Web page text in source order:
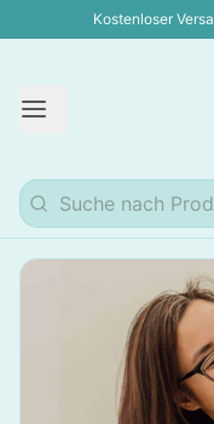
Kostenloser